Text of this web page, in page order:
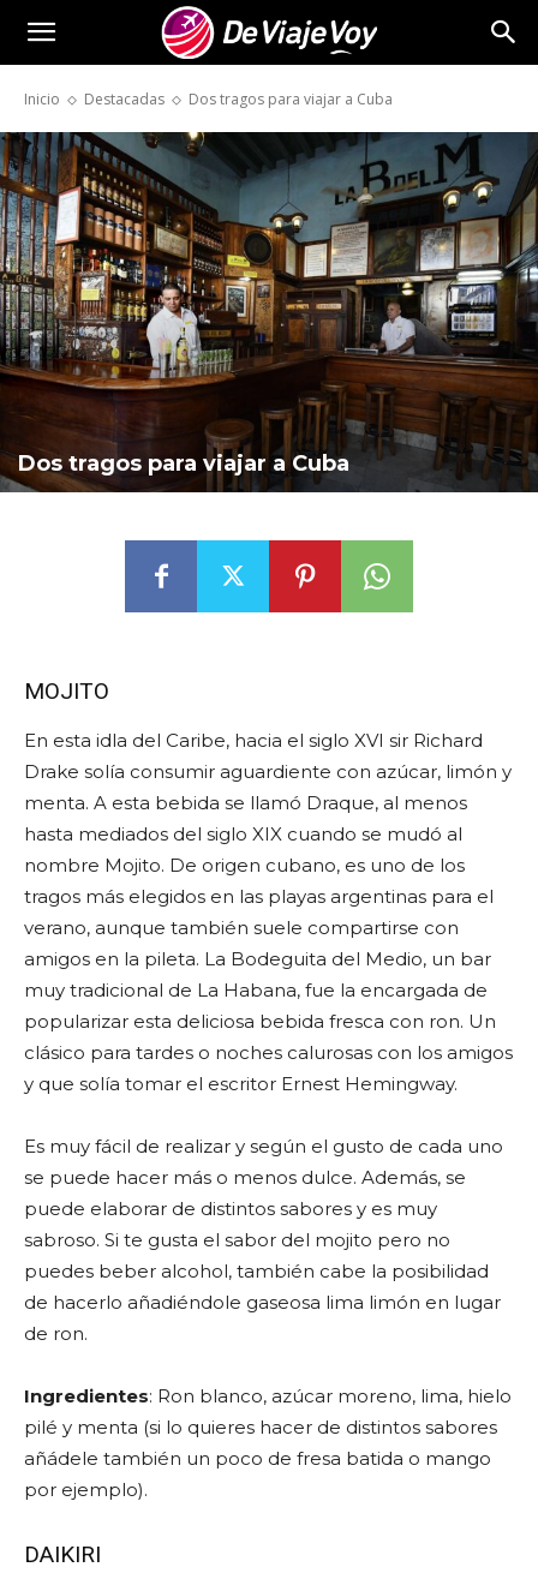
Viaje
Voy
Inicio Destacadas Dos tragos para viajar a Cuba
Dos tragos para viajar a Cuba
MOJITO
En esta idla del Caribe, hacia el siglo XVI sir Richard
Drake solía consumir aguardiente con azúcar, limón y
menta. A esta bebida se llamó Draque, al menos
hasta mediados del siglo XIX cuando se mudó al
nombre Mojito. De origen cubano, es uno de los
tragos más elegidos en las playas argentinas para el
verano, aunque también suele compartirse con
amigos en la pileta. La Bodeguita del Medio, un bar
muy tradicional de La Habana, fue la encargada de
popularizar esta deliciosa bebida fresca con ron. Un
clásico para tardes o noches calurosas con los amigos
y que solía tomar el escritor Ernest Hemingway.
Es muy fácil de realizar y según el gusto de cada uno
se puede hacer más o menos dulce. Además, se
puede elaborar de distintos sabores y es muy
sabroso. Si te gusta el sabor del mojito pero no
puedes beber alcohol, también cabe la posibilidad
de hacerlo añadiéndole gaseosa lima limón en lugar
de ron.
Ingredientes: Ron blanco, azúcar moreno, lima, hielo
pilé y menta (si lo quieres hacer de distintos sabores
añádele también un poco de fresa batida o mango
por ejemplo).
DAIKIRI